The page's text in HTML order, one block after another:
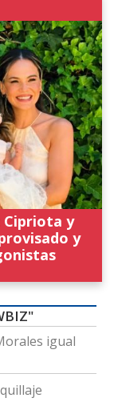
Cipriota y
y
igual